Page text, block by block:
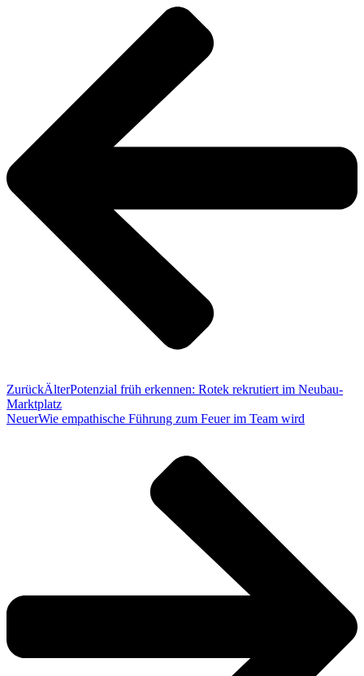
ZurückÄlterPotenzial früh erkennen: Rotek rekrutiert im Neubau-
Marktplatz
NeuerWie empathische Führung zum Feuer im Team wird